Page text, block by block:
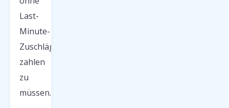
Last-
Minute-
Zuschläge
zahlen
zu
müssen.